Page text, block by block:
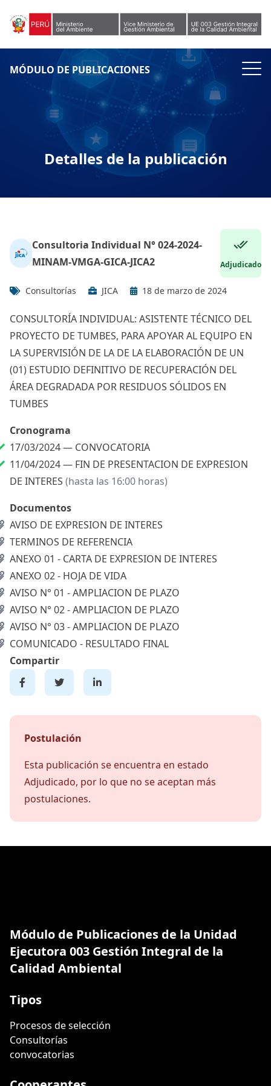
MÓDULO DE PUBLICACIONES
Detalles de la publicación
Consultoria Individual N° 024-2024-
MINAM-VMGA-GICA-JICA2
Adjudicado
Consultorías JICA 18 de marzo de 2024
CONSULTORÍA INDIVIDUAL: ASISTENTE TÉCNICO DEL
PROYECTO DE TUMBES, PARA APOYAR AL EQUIPO EN
LA SUPERVISIÓN DE LA DE LA ELABORACIÓN DE UN
(01) ESTUDIO DEFINITIVO DE RECUPERACIÓN DEL
ÁREA DEGRADADA POR RESIDUOS SÓLIDOS EN
TUMBES
Cronograma
17/03/2024 — CONVOCATORIA
11/04/2024 — FIN DE PRESENTACION DE EXPRESION
DE INTERES (hasta las 16:00 horas)
Documentos
AVISO DE EXPRESION DE INTERES
TERMINOS DE REFERENCIA
ANEXO 01 - CARTA DE EXPRESION DE INTERES
ANEXO 02 - HOJA DE VIDA
AVISO N° 01 - AMPLIACION DE PLAZO
AVISO N° 02 - AMPLIACION DE PLAZO
AVISO N° 03 - AMPLIACION DE PLAZO
COMUNICADO - RESULTADO FINAL
Compartir
Postulación
Esta publicación se encuentra en estado
Adjudicado, por lo que no se aceptan más
postulaciones.
Módulo de Publicaciones de la Unidad
Ejecutora 003 Gestión Integral de la
Calidad Ambiental
Tipos
Procesos de selección
Consultorías
convocatorias